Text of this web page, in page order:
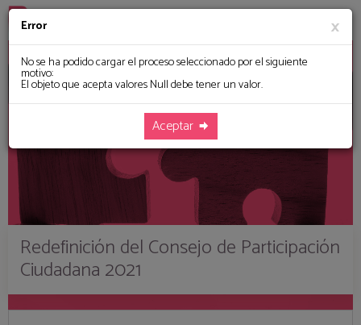
Redefinición del Consejo de Participación
Ciudadana 2021
×
Error
No se ha podido cargar el proceso seleccionado por el siguiente
motivo:
El objeto que acepta valores Null debe tener un valor.
Aceptar